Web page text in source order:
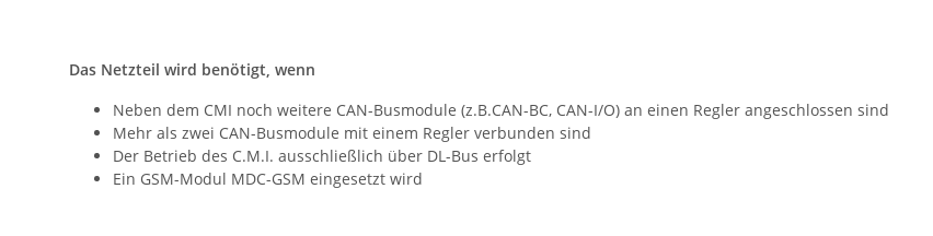
Das Netzteil wird benötigt, wenn
Neben dem CMI noch weitere CAN-Busmodule (z.B.CAN-BC, CAN-I/O) an einen Regler angeschlossen sind
Mehr als zwei CAN-Busmodule mit einem Regler verbunden sind
Der Betrieb des C.M.I. ausschließlich über DL-Bus erfolgt
Ein GSM-Modul MDC-GSM eingesetzt wird